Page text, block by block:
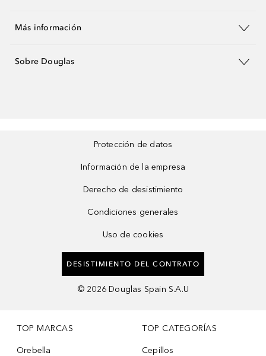
Más información
Sobre Douglas
Protección de datos
Información de la empresa
Derecho de desistimiento
Condiciones generales
Uso de cookies
DESISTIMIENTO DEL CONTRATO
© 2026 Douglas Spain S.A.U
TOP MARCAS
Orebella
TOP CATEGORÍAS
Cepillos